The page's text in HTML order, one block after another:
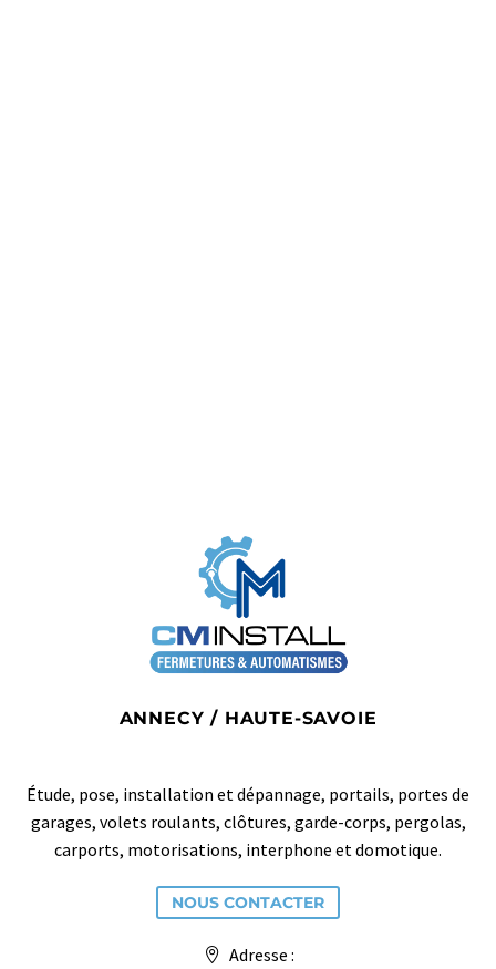
ANNECY / HAUTE-SAVOIE
Étude, pose, installation et dépannage, portails, portes de
garages, volets roulants, clôtures, garde-corps, pergolas,
carports, motorisations, interphone et domotique.
NOUS CONTACTER
Adresse :